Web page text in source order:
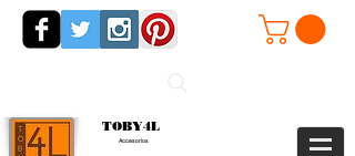
TOBY4L
Accesorios